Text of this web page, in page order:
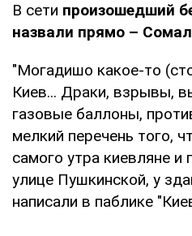
В сети произошедший
назвали прямо – Сомал
"Могадишо какое-то
Киев... Драки, взрывы,
газовые баллоны,
мелкий перечень того,
самого утра киевляне и
улице Пушкинской, у
написали в паблике